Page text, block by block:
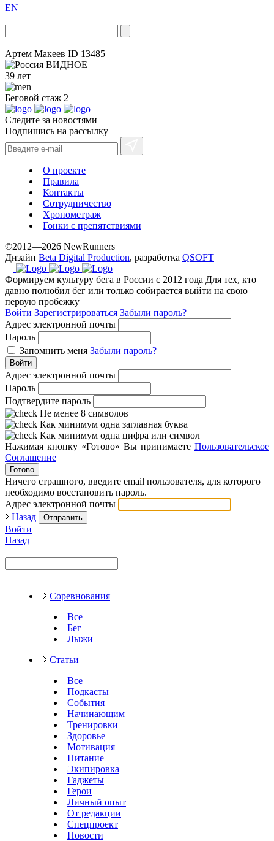
EN
Артем Макеев ID 13485
ВИДНОЕ
39 лет
Беговой стаж 2
Следите за новостями
Подпишись на рассылку
О проекте
Правила
Контакты
Сотрудничество
Хронометраж
Гонки с препятствиями
©2012—2026 NewRunners
Дизайн Beta Digital Production, разработка QSOFT
Формируем культуру бега в России с 2012 года Для тех, кто
давно полюбил бег или только собирается выйти на свою
первую пробежку
Войти Зарегистрироваться Забыли пароль?
Адрес электронной почты
Пароль
Запомнить меня Забыли пароль?
Войти
Адрес электронной почты
Пароль
Подтвердите пароль
Не менее 8 символов
Как минимум одна заглавная буква
Как минимум одна цифра или символ
Нажимая кнопку «Готово» Вы принимаете Пользовательское
Соглашение
Готово
Ничего страшного, введите email пользователя, для которого
необходимо восстановить пароль.
Адрес электронной почты
Назад
Отправить
Войти
Назад
Соревнования
Все
Бег
Лыжи
Статьи
Все
Подкасты
События
Начинающим
Тренировки
Здоровье
Мотивация
Питание
Экипировка
Гаджеты
Герои
Личный опыт
От редакции
Спецпроект
Новости